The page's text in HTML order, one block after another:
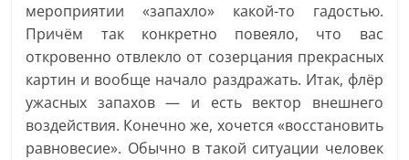
мероприятии «запахло» какой-то гадостью.
Причём так конкретно повеяло, что вас
откровенно отвлекло от созерцания прекрасных
картин и вообще начало раздражать. Итак, флёр
ужасных запахов — и есть вектор внешнего
воздействия. Конечно же, хочется «восстановить
равновесие». Обычно в такой ситуации человек